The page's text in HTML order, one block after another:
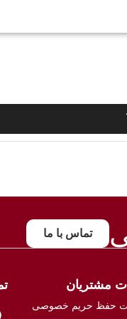
تماس با ما
مشتریان
حفظ حریم خصوصی